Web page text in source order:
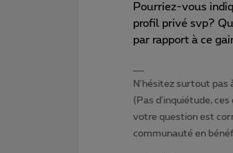
Pourriez-vous
profil privé svp?
par rapport à ce
N'hésitez surtout pas
(Pas d'inquiétude,
votre question est
communauté en